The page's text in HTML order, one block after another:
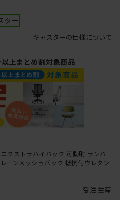
ター
キャスターの仕様について
上まとめ割対象商品
クストラハイバック 可動肘 ランバ
ーンメッシュバック 抵抗付ウレタン
受注生産